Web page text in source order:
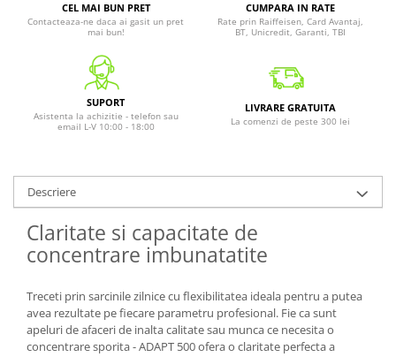
CEL MAI BUN PRET
Contacteaza-ne daca ai gasit un pret
mai bun!
CUMPARA IN RATE
Rate prin Raiffeisen, Card Avantaj,
BT, Unicredit, Garanti, TBI
SUPORT
Asistenta la achizitie - telefon sau
email L-V 10:00 - 18:00
LIVRARE GRATUITA
La comenzi de peste 300 lei
Descriere
Claritate si capacitate de
concentrare imbunatatite
Treceti prin sarcinile zilnice cu flexibilitatea ideala pentru a putea
avea rezultate pe fiecare parametru profesional. Fie ca sunt
apeluri de afaceri de inalta calitate sau munca ce necesita o
concentrare sporita - ADAPT 500 ofera o claritate perfecta a